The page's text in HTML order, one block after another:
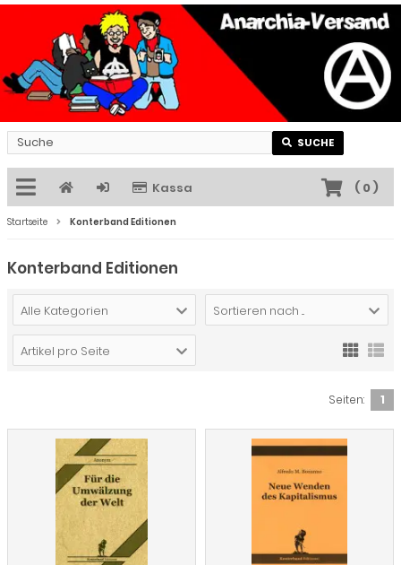
SUCHE
Kassa ( 0)
Startseite Konterband Editionen
Konterband Editionen
Alle Kategorien Sortieren nach ...
Artikel pro Seite
Seiten: 1